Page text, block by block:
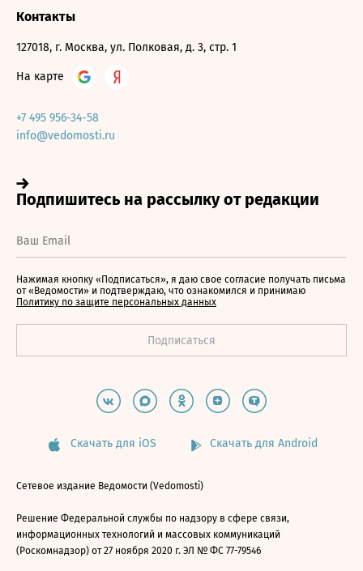
Контакты
127018, г. Москва, ул. Полковая, д. 3, стр. 1
На карте
+7 495 956-34-58
info@vedomosti.ru
Нажимая кнопку «Подписаться», я даю свое согласие получать письма
от «Ведомости» и подтверждаю, что ознакомился и принимаю
Политику по защите персональных данных
Скачать для iOS Скачать для Android
Сетевое издание Ведомости (Vedomosti)
Решение Федеральной службы по надзору в сфере связи,
информационных технологий и массовых коммуникаций
(Роскомнадзор) от 27 ноября 2020 г. ЭЛ № ФС 77-79546